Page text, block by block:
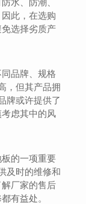
水、防潮、
此，在选购
选择劣质产
品牌、规格
，但其产品拥
牌或许提供了
虑其中的风
的一项重要
及时的维修和
厂家的售后
有益处。